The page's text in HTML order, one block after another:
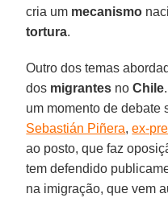
cria um mecanismo
tortura.
Outro dos temas
dos migrantes noChile
um momento de debate
Sebastián Piñera,ex-
ao posto, que faz
tem defendido
na imigração, que vem